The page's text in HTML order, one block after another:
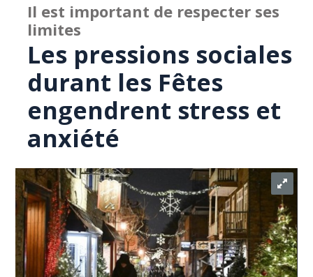
Il est important de respecter ses
limites
Les pressions sociales
durant les Fêtes
engendrent stress et
anxiété